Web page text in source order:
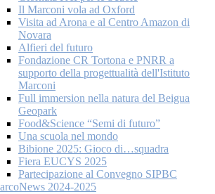
Il Marconi vola ad Oxford
Visita ad Arona e al Centro Amazon di
Novara
Alfieri del futuro
Fondazione CR Tortona e PNRR a
supporto della progettualità dell'Istituto
Marconi
Full immersion nella natura del Beigua
Geopark
Food&Science “Semi di futuro”
Una scuola nel mondo
Bibione 2025: Gioco di…squadra
Fiera EUCYS 2025
Partecipazione al Convegno SIPBC
2024-2025